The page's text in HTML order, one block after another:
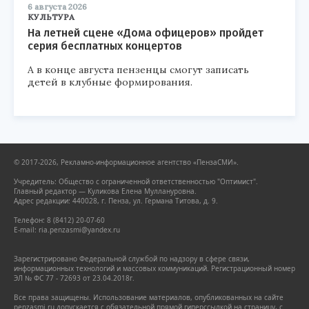
6 августа 2026
КУЛЬТУРА
На летней сцене «Дома офицеров» пройдет
серия бесплатных концертов
А в конце августа пензенцы смогут записать
детей в клубные формирования.
© 2017-2026, Рекламно-информационное агентство «ПензаСМИ».
Учредитель: Общество с ограниченной ответственностью "Оптимист".
Главный редактор — Куликова Елена Муллануровна.
Адрес редакции: 440028, г. Пенза, ул. Германа Титова, д. 9.
Телефон: 8 (8412) 20-07-60
E-mail: ria.penzasmi@yandex.ru
Зарегистрировано Федеральной службой по надзору в сфере связи,
информационных технологий и массовых коммуникаций. Регистрационный номер
ЭЛ № ФС 77 - 72693 от 23.04.2018г.
Все права защищены. Использование материалов, опубликованных на сайте
penzasmi.ru допускается с обязательной прямой гиперссылкой на страницу, с